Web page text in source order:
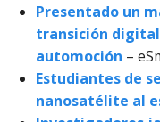
Presentado un
transición
automoción –
Estudiantes de
nanosatélite al